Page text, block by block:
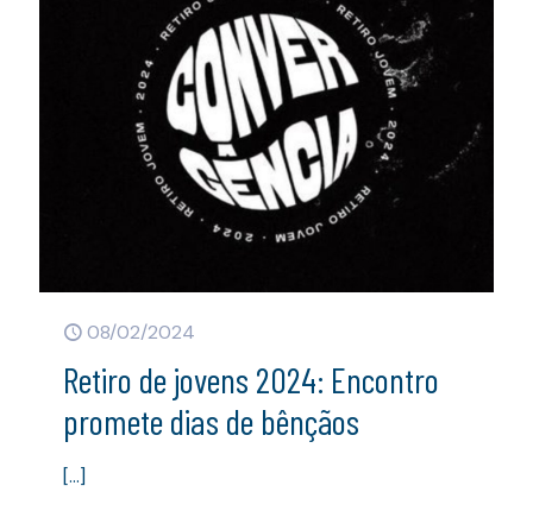
08/02/2024
Retiro de jovens 2024: Encontro
promete dias de bênçãos
[…]